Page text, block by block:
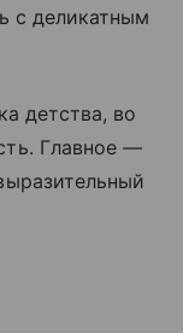
с деликатным
детства, во
Главное —